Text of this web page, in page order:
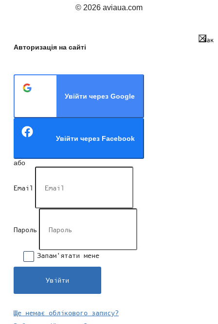
© 2026 aviaua.com
Авторизація на сайті
Увійти через Google
Увійти через Facebook
або
Email
Пароль
Запам'ятати мене
Увійти
Ще немає облікового запису?